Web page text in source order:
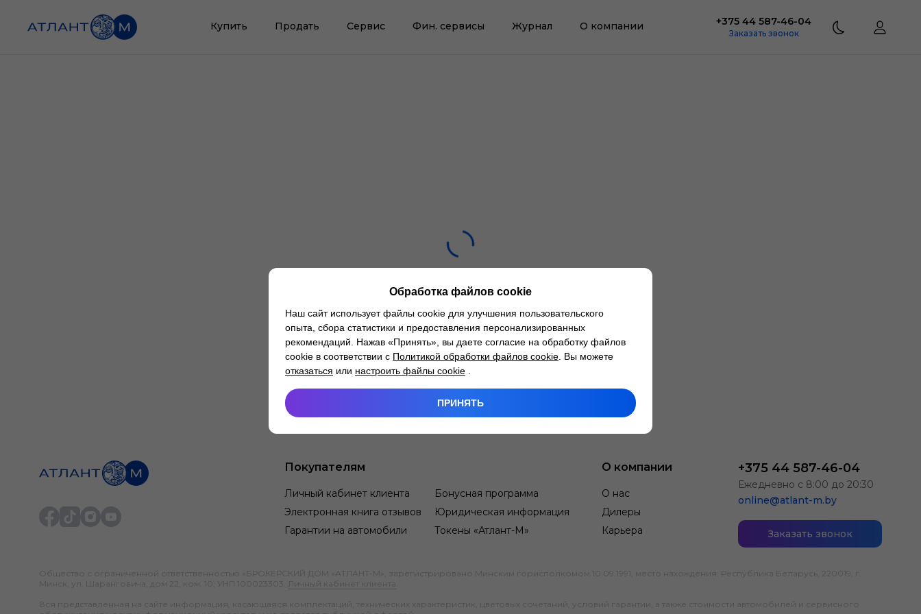
Купить Продать Сервис Фин. сервисы Журнал О компании +375 44 587-46-04
Заказать звонок
Покупателям
Личный кабинет клиента
Бонусная программа
Электронная книга отзывов
Юридическая информация
Гарантии на автомобили
Токены «Атлант-М»
О компании
О нас
Дилеры
Карьера
+375 44 587-46-04
Ежедневно с 8:00 до 20:30
online@atlant-m.by
Заказать звонок
Общество с ограниченной ответственностью «БРОКЕРСКИЙ ДОМ «АТЛАНТ-М», зарегистрировано Минским горисполкомом 10.09.1991; место нахождения: Республика Беларусь, 220019, г.
Минск, ул. Шаранговича, дом 22, ком. 10; УНП 100023303.
Личный кабинет клиента
Вся представленная на сайте информация, касающаяся комплектаций, технических характеристик, цветовых сочетаний, условий гарантии, а также стоимости автомобилей и сервисного
Обработка файлов cookie
Наш сайт использует файлы cookie для улучшения пользовательского
опыта, сбора статистики и предоставления персонализированных
рекомендаций. Нажав «Принять», вы даете согласие на обработку файлов
cookie в соответствии с Политикой обработки файлов cookie . Вы можете
отказаться или настроить файлы cookie
ПРИНЯТЬ